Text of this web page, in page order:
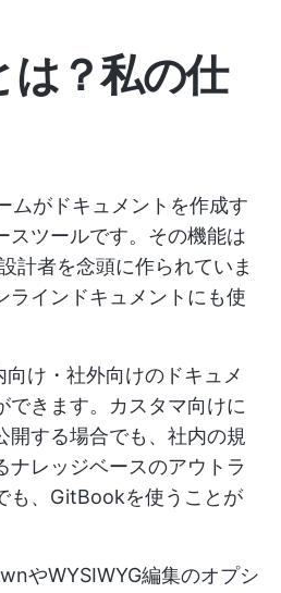
？私の仕
ムがドキュメントを作成す
スツールです。その機能は
計者を念頭に作られていま
ラインドキュメントにも使
け・社外向けのドキュメ
できます。カスタマ向けに
開する場合でも、社内の規
ナレッジベースのアウトラ
も、GitBookを使うことが
やWYSIWYG編集のオプシ